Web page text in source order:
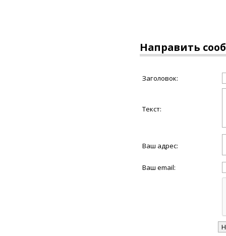
Направить
Заголовок:
Текст:
Ваш адрес:
Ваш email: